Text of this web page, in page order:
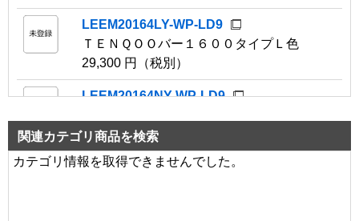
LEEM20164LY-WP-LD9
ＴＥＮＱＯＯバー１６００タイプＬ色
29,300 円（税別）
LEEM20164NY-WP-LD9
29,300 円（税別）
LEDX-4153G
関連カテゴリ商品を検索
カテゴリ情報を取得できませんでした。